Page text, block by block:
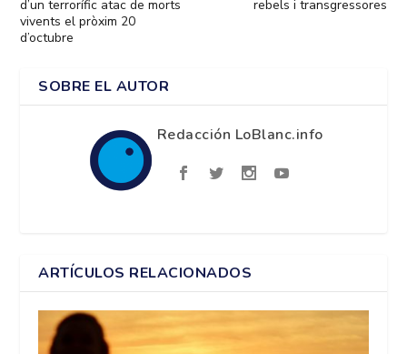
d’un terrorífic atac de morts
vivents el pròxim 20
d’octubre
rebels i transgressores
SOBRE EL AUTOR
Redacción LoBlanc.info
ARTÍCULOS RELACIONADOS